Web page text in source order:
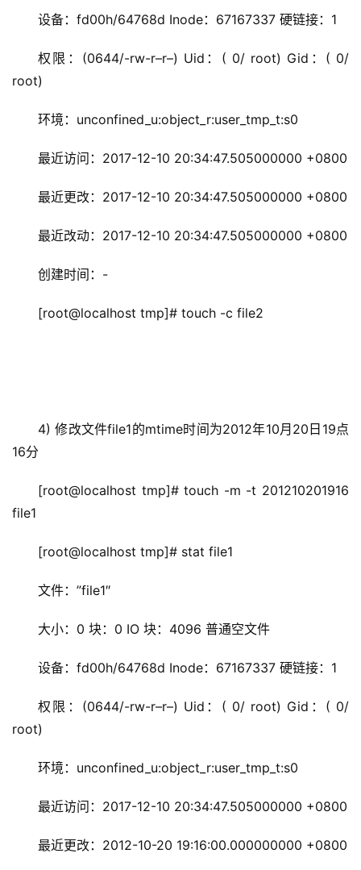
设备：fd00h/64768d Inode：67167337 硬链接：1
权限：(0644/-rw-r–r–) Uid：( 0/ root) Gid：( 0/
root)
环境：unconfined_u:object_r:user_tmp_t:s0
最近访问：2017-12-10 20:34:47.505000000 +0800
最近更改：2017-12-10 20:34:47.505000000 +0800
最近改动：2017-12-10 20:34:47.505000000 +0800
创建时间：-
[root@localhost tmp]# touch -c file2
4) 修改文件file1的mtime时间为2012年10月20日19点
16分
[root@localhost tmp]# touch -m -t 201210201916
file1
[root@localhost tmp]# stat file1
文件：”file1″
大小：0 块：0 IO 块：4096 普通空文件
设备：fd00h/64768d Inode：67167337 硬链接：1
权限：(0644/-rw-r–r–) Uid：( 0/ root) Gid：( 0/
root)
环境：unconfined_u:object_r:user_tmp_t:s0
最近访问：2017-12-10 20:34:47.505000000 +0800
最近更改：2012-10-20 19:16:00.000000000 +0800